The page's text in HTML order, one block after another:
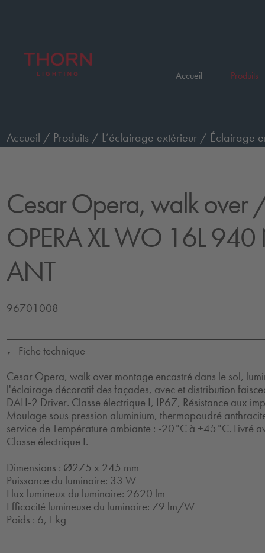
Accueil Produits
Accueil / Produits / L’éclairage extérieur / Éclairage
Cesar Opera, walk over/
OPERA XL WO 16L 940
ANT
96701008
▼
Fiche technique
Cesar Opera, walk over montage encastré dans le sol,
l'éclairage décoratif des façades, avec et distribution
DALI-2 Driver. Classe électrique I, IP67, Résistance aux
Moulage sous pression aluminium, thermopoudré
service de Température ambiante : -20°C à +45°C. Livré
Classe électrique I.
Dimensions : Ø275 x 245 mm
Puissance du luminaire: 33 W
Flux lumineux du luminaire: 2620 lm
Efficacité lumineuse du luminaire: 79 lm/W
Poids : 6,1 kg